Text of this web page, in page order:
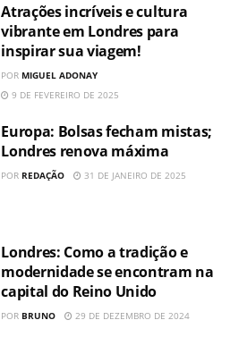
Atrações incríveis e cultura
vibrante em Londres para
inspirar sua viagem!
POR MIGUEL ADONAY
9 DE FEVEREIRO DE 2025
Europa: Bolsas fecham mistas;
Londres renova máxima
POR REDAÇÃO 31 DE JANEIRO DE 2025
Londres: Como a tradição e
modernidade se encontram na
capital do Reino Unido
POR BRUNO 29 DE DEZEMBRO DE 2024